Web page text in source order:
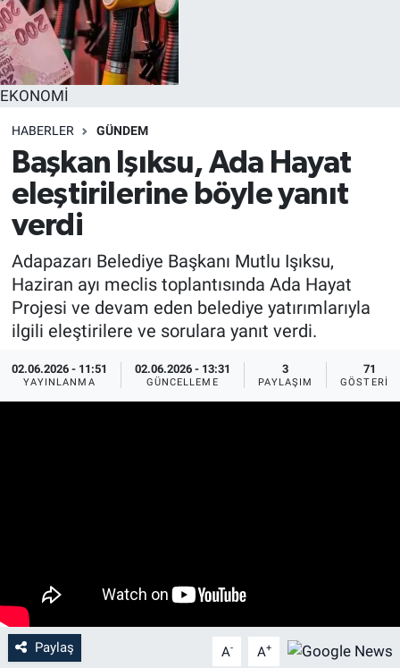
EKONOMİ
HABERLER GÜNDEM
Başkan Işıksu, Ada Hayat
eleştirilerine böyle yanıt
verdi
Adapazarı Belediye Başkanı Mutlu Işıksu,
Haziran ayı meclis toplantısında Ada Hayat
Projesi ve devam eden belediye yatırımlarıyla
ilgili eleştirilere ve sorulara yanıt verdi.
02.06.2026 - 11:51
YAYINLANMA
02.06.2026 - 13:31
GÜNCELLEME
3
PAYLAŞIM
71
GÖSTERIM
Paylaş A- A+
EĞİTİM
MAGAZİN
ÖZEL HABER
HALK54 PANORAMA